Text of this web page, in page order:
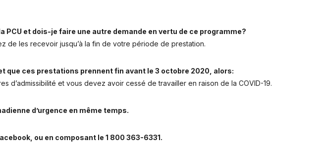
et dois-je faire une autre demande en vertu de ce programme?
de les recevoir jusqu’à la fin de votre période de prestation.
que ces prestations prennent fin avant le 3 octobre 2020, alors:
d’admissibilité et vous devez avoir cessé de travailler en raison de la COVID-19.
d’urgence en même temps.
ou en composant le 1 800 363-6331.